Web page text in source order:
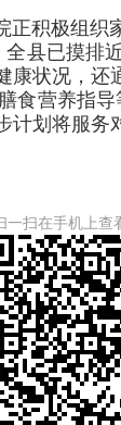
积极组织
县已摸
状况，
营养指
划将服务
一扫在手机上查